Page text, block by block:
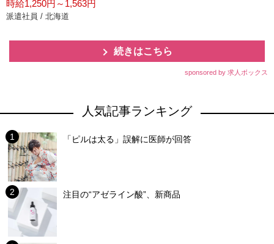
時給1,250円～1,563円
派遣社員 / 北海道
続きはこちら
sponsored by 求人ボックス
人気記事ランキング
「ピルは太る」誤解に医師が回答
注目の“アゼライン酸”、新商品